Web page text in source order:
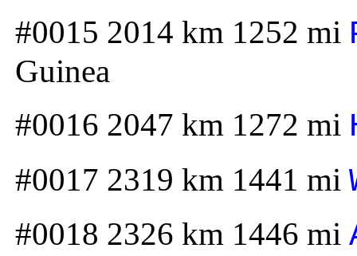
#0015 2014 km 1252 mi
Guinea
#0016 2047 km 1272 mi
#0017 2319 km 1441 mi
#0018 2326 km 1446 mi